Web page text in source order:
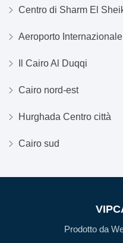
Centro di Sharm El
Aeroporto
Il Cairo Al Duqqi
Cairo nord-est
Hurghada Centro città
Cairo sud
Prodotto da